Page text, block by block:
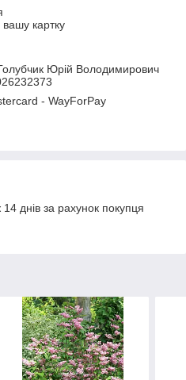
картку
Юрій Володимирович
- WayForPay
днів за рахунок покупця